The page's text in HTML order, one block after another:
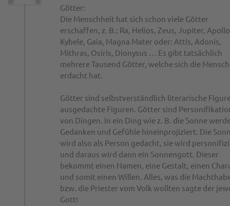
Götter:
Die Menschheit hat sich schon viele Götter
erschaffen, z. B.: Ra, Helios, Zeus, Jupiter,
Kybele, Gaia, Magna Mater oder: Attis, Adonis,
Mithras, Osiris, Dionysus … Es gibt tatsächlich
mehrere Tausend Götter, welche sich die
erdacht hat.
Götter sind selbstverständlich literarische
ausgedachte Figuren. Götter sind
von Dingen. In ein Ding wie z. B. die Sonne
Gedanken und Gefühle hineinprojiziert. Die
wird also als Person gedacht, sie wird
und daraus wird dann ein Sonnengott. Dieser
bekommt einen Namen, eine Gestalt, einen
und somit einen Willen. Alles, was die
bzw. die Priester vom Volk wollten sagte der
Gott!